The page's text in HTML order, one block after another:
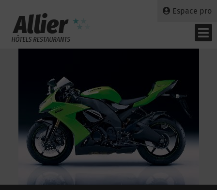
Espace pro